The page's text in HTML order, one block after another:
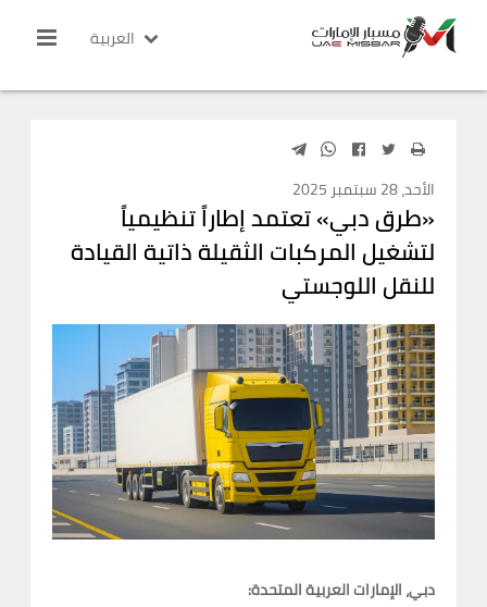
العربية
الأحد، 28 سبتمبر 2025
«طرق دبي» تعتمد إطاراً تنظيمياً
لتشغيل المركبات الثقيلة ذاتية القيادة
للنقل اللوجستي
دبي، الإمارات العربية المتحدة: